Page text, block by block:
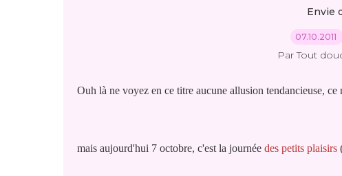
Envie
07.10.2011
Par Tout
Ouh là ne voyez en ce titre aucune allusion tendancieuse, ce
mais aujourd'hui 7 octobre, c'est la journée des petits plaisirs